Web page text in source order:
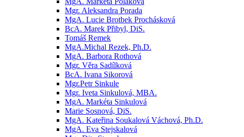
Mgr. Aleksandra Porada
MgA. Lucie Brotbek Prochásková
BcA. Marek Přibyl, DiS.
Tomáš Remek
MgA.Michal Rezek, Ph.D.
MgA. Barbora Rothová
Mgr. Věra Sadílková
BcA. Ivana Sikorová
Mgr.Petr Sinkule
Mgr. Iveta Sinkulová, MBA.
MgA. Markéta Sinkulová
Marie Sosnová, DiS.
MgA. Kateřina Soukalová Váchová, Ph.D.
MgA. Eva Stejskalová